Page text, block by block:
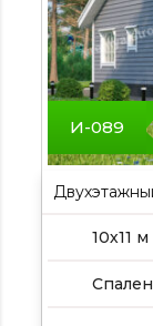
И-089
10х11 м